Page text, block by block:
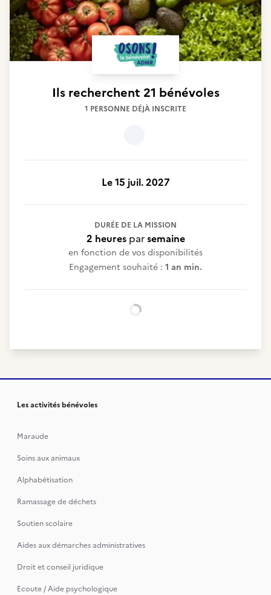
Ils recherchent 21 bénévoles
1 PERSONNE DÉJÀ INSCRITE
Le 15 juil. 2027
DURÉE DE LA MISSION
2 heuresparsemaine
en fonction de vos disponibilités
Engagement souhaité : 1 an min.
Chargement...
Les activités bénévoles
Maraude
Soins aux animaux
Alphabétisation
Ramassage de déchets
Soutien scolaire
Aides aux démarches administratives
Droit et conseil juridique
Ecoute / Aide psychologique